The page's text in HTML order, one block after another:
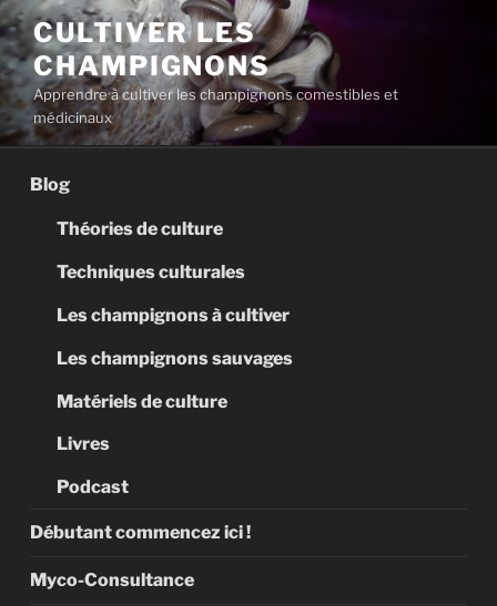
Aller
au
contenu
principal
CULTIVER LES
CHAMPIGNONS
Apprendre à cultiver les champignons comestibles et
médicinaux
Blog
Théories de culture
Techniques culturales
Les champignons à cultiver
Les champignons sauvages
Matériels de culture
Livres
Podcast
Débutant commencez ici !
Myco-Consultance